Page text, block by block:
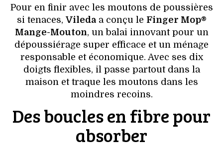
JEUNES CRÉATEURS
HISTOIRE DES MARQUES
DÉCO
VOYAGES & LOISIRS
Pour en finir avec les moutons de poussières
si tenaces, Viledaa conçu le Finger Mop®
Mange-Mouton, un balai innovant pour un
dépoussiérage super efficace et un ménage
responsable et économique. Avec ses dix
doigts flexibles, il passe partout dans la
maison et traque les moutons dans les
moindres recoins.
Des boucles en fibre pour
absorber